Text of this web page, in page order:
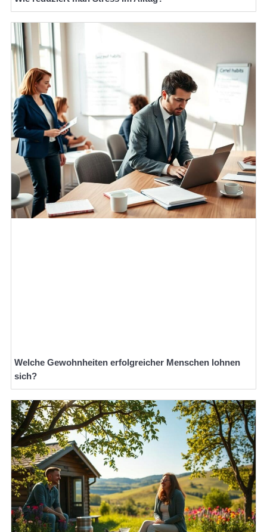
Welche Gewohnheiten erfolgreicher Menschen lohnen
sich?